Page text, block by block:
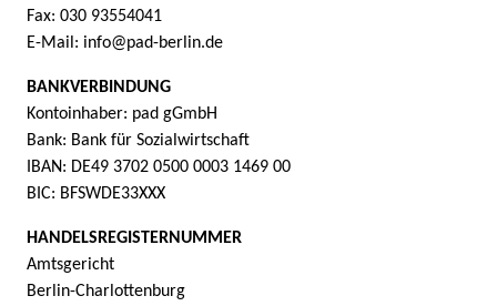
Fax: 030 93554041
E-Mail: info@pad-berlin.de
BANKVERBINDUNG
Kontoinhaber: pad gGmbH
Bank: Bank für Sozialwirtschaft
IBAN: DE49 3702 0500 0003 1469 00
BIC: BFSWDE33XXX
HANDELSREGISTERNUMMER
Amtsgericht
Berlin-Charlottenburg